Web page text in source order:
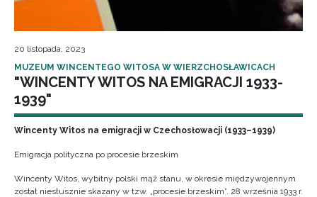
20 listopada, 2023
MUZEUM WINCENTEGO WITOSA W WIERZCHOSŁAWICACH
"WINCENTY WITOS NA EMIGRACJI 1933-
1939"
Wincenty Witos na emigracji w Czechosłowacji (1933–1939)
Emigracja polityczna po procesie brzeskim
Wincenty Witos, wybitny polski mąż stanu, w okresie międzywojennym
został niesłusznie skazany w tzw. „procesie brzeskim”. 28 września 1933 r.